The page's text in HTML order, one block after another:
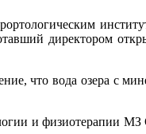
директором
что вода озера с
и физиотерапии